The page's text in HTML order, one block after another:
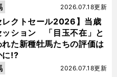
レクトセール2026】当歳
ッション 「目玉不在」と
れた新種牡馬たちの評価は
に!?
2026.07.18更新
2026.07.18更新